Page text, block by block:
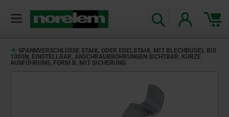
SPANNVERSCHLÜSSE STAHL ODER EDELSTAHL MIT BLECHBÜGEL BIS
1000N, EINSTELLBAR, ANSCHRAUBBOHRUNGEN SICHTBAR, KURZE
AUSFÜHRUNG, FORM B, MIT SICHERUNG